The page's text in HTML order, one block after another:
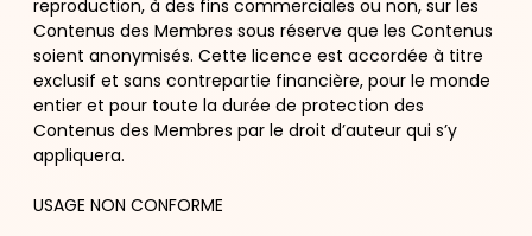
reproduction, à des fins commerciales ou non, sur les
Contenus des Membres sous réserve que les Contenus
soient anonymisés. Cette licence est accordée à titre
exclusif et sans contrepartie financière, pour le monde
entier et pour toute la durée de protection des
Contenus des Membres par le droit d’auteur qui s’y
appliquera.
USAGE NON CONFORME